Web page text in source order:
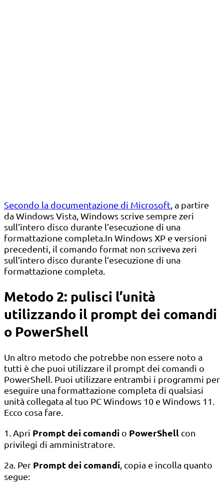
Secondo la documentazione di Microsoft , a partire
da Windows Vista, Windows scrive sempre zeri
sull’intero disco durante l’esecuzione di una
formattazione completa.In Windows XP e versioni
precedenti, il comando format non scriveva zeri
sull’intero disco durante l’esecuzione di una
formattazione completa.
Metodo 2: pulisci l’unità
utilizzando il prompt dei comandi
o PowerShell
Un altro metodo che potrebbe non essere noto a
tutti è che puoi utilizzare il prompt dei comandi o
PowerShell. Puoi utilizzare entrambi i programmi per
eseguire una formattazione completa di qualsiasi
unità collegata al tuo PC Windows 10 e Windows 11.
Ecco cosa fare.
1. Apri Prompt dei comandi o PowerShell con
privilegi di amministratore.
2a. Per Prompt dei comandi , copia e incolla quanto
segue: